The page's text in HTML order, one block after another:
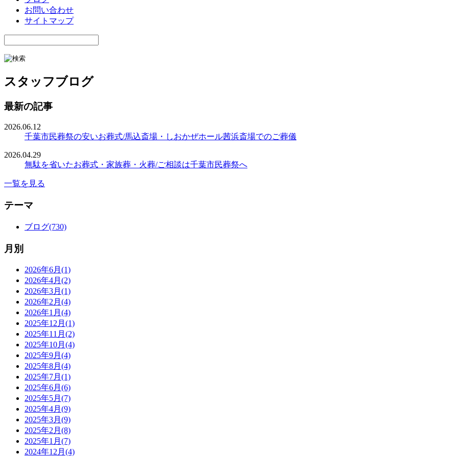
お問い合わせ
サイトマップ
スタッフブログ
最新の記事
2026.06.12
千葉市民葬祭の安いお葬式/馬込斎場・しおかぜホール茜浜斎場でのご葬儀
2026.04.29
無駄を省いたお葬式・家族葬・火葬/ご相談は千葉市民葬祭へ
一覧を見る
テーマ
ブログ(730)
月別
2026年6月(1)
2026年4月(2)
2026年3月(1)
2026年2月(4)
2026年1月(4)
2025年12月(1)
2025年11月(2)
2025年10月(4)
2025年9月(4)
2025年8月(4)
2025年7月(1)
2025年6月(6)
2025年5月(7)
2025年4月(9)
2025年3月(9)
2025年2月(8)
2025年1月(7)
2024年12月(4)